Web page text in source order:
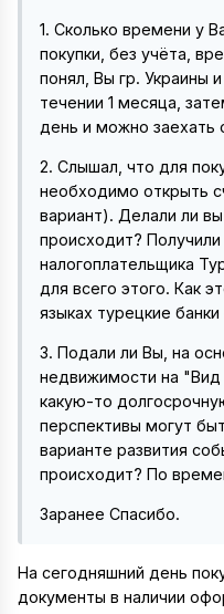
1. Сколько времени у
покупки, без учёта,
понял, Вы гр. Украины
течении 1 месяца,
день и можно заехать
2. Слышал, что для
необходимо открыть
вариант). Делали ли
происходит?
налогоплательщика
для всего этого. Как
языках турецкие
3. Подали ли Вы, на
недвижимости на "Вид
какую-то
перспективы могут
варианте развития
происходит? По
Заранее Спасибо.
На сегодняшний день
документы в наличии